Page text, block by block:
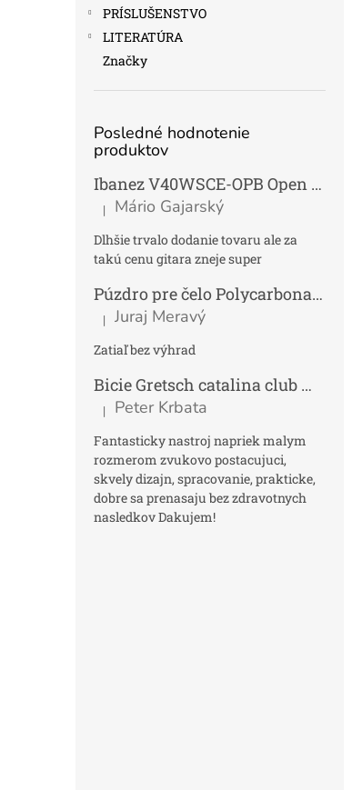
PRÍSLUŠENSTVO
LITERATÚRA
Značky
Posledné hodnotenie
produktov
Ibanez V40WSCE-OPB Open Pore Brown Elektroakustická gitara Dreadnought
Hodnotenie produktu je 4 z 5 hviezdičiek.
| Mário Gajarský
Dlhšie trvalo dodanie tovaru ale za
takú cenu gitara zneje super
Púzdro pre čelo Polycarbonat FUN
Hodnotenie produktu je 5 z 5 hviezdičiek.
| Juraj Meravý
Zatiaľ bez výhrad
Bicie Gretsch catalina club micro kit saf
Hodnotenie produktu je 5 z 5 hviezdičiek.
| Peter Krbata
Fantasticky nastroj napriek malym
rozmerom zvukovo postacujuci,
skvely dizajn, spracovanie, prakticke,
dobre sa prenasaju bez zdravotnych
nasledkov Dakujem!